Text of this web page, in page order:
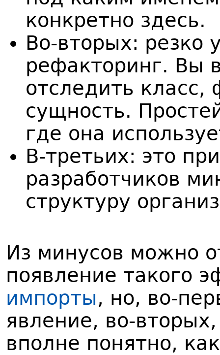
конкретно здесь.
Во-вторых: резко
рефакторинг. Вы
отследить
сущность.
где она
В-третьих: это
разработчиков
структуру
Из минусов можно
появление такого
импорты, но, во-
явление, во-
вполне понятно,